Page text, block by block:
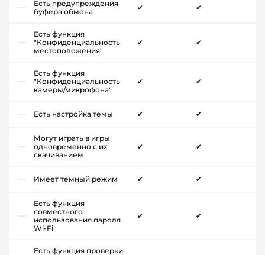
Есть предупреждения
буфера обмена
✔ ✔
Есть функция
"Конфиденциальность
местоположения"
✔ ✔
Есть функция
"Конфиденциальность
камеры/микрофона"
✔ ✔
Есть настройка темы ✔ ✔
Могут играть в игры
одновременно с их
скачиванием
✔ ✔
Имеет темный режим ✔ ✔
Есть функция
совместного
использования пароля
Wi-Fi
✔ ✔
Есть функция проверки